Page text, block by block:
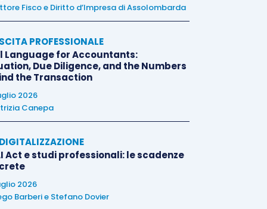
Fisco e Diritto d’Impresa di Assolombarda
PROFESSIONALE
Language for Accountants:
Due Diligence, and the Numbers
the Transaction
2026
Canepa
Act e studi professionali: le scadenze
2026
Barberie Stefano Dovier